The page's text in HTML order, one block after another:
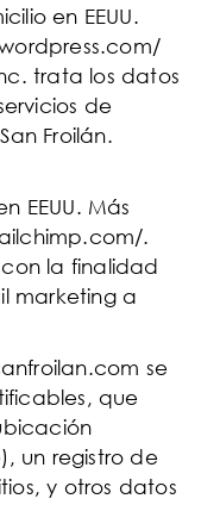
en EEUU.
trata los datos
de
Froilán.
EEUU. Más
.
la finalidad
marketing a
se
que
un registro de
y otros datos